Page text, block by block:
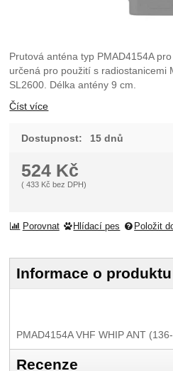
Prutová anténa typ PMAD4154A
určená pro použití s radiostanicemi
SL2600. Délka antény 9 cm.
Číst více
Dostupnost: 15 dnů
524 Kč
( 433 Kč bez DPH)
Porovnat Hlídací pes Položit
Informace o produktu
PMAD4154A VHF WHIP ANT
Recenze